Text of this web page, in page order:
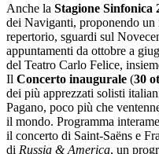
Anche la Stagione Sinfonica
dei Naviganti, proponendo
repertorio, sguardi sul
appuntamenti da ottobre a
del Teatro Carlo Felice,
Il Concerto inaugurale (30
dei più apprezzati solisti
Pagano, poco più che
il mondo. Programma
il concerto di Saint-Saëns e
di Russia & America, un